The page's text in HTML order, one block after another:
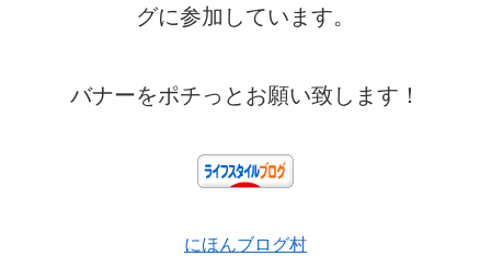
グに参加しています。
バナーをポチっとお願い致します！
にほんブログ村